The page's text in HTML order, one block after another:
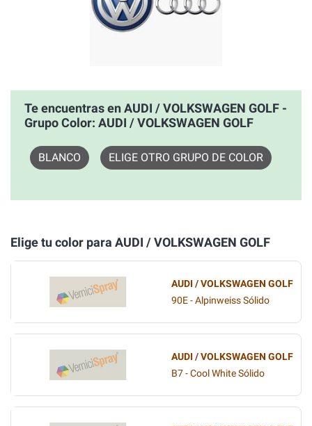
Te encuentras en AUDI / VOLKSWAGEN GOLF -
Grupo Color: AUDI / VOLKSWAGEN GOLF
BLANCO ELIGE OTRO GRUPO DE COLOR
Elige tu color para AUDI / VOLKSWAGEN GOLF
AUDI / VOLKSWAGEN GOLF
90E - Alpinweiss Sólido
AUDI / VOLKSWAGEN GOLF
B7 - Cool White Sólido